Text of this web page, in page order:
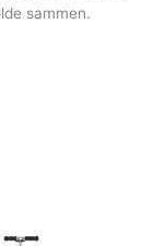
sammen.